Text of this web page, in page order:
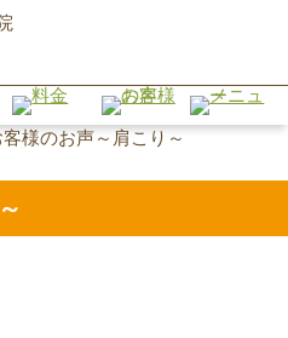
客様のお声～肩こり～